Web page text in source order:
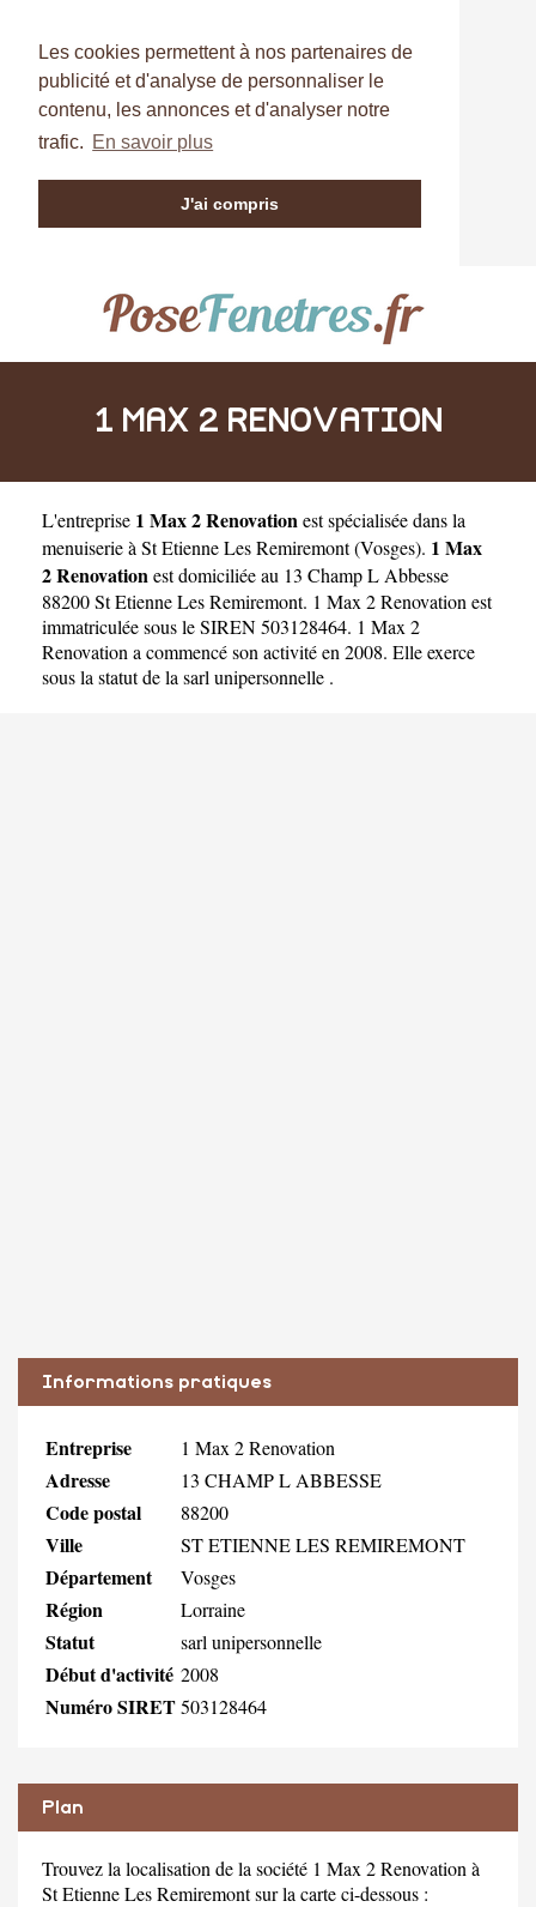
Les cookies permettent à nos partenaires de
publicité et d'analyse de personnaliser le
contenu, les annonces et d'analyser notre
trafic. En savoir plus
J'ai compris
1 MAX 2 RENOVATION
L'entreprise 1 Max 2 Renovationestspécialisée dans la
menuiserie à St Etienne Les Remiremont(Vosges). 1 Max
2 Renovationest domiciliée au 13 Champ L Abbesse
88200 St Etienne Les Remiremont. 1 Max 2 Renovation est
immatriculée sous le SIREN 503128464. 1 Max 2
Renovation a commencé son activité en 2008. Elle exerce
sous la statut de la sarl unipersonnelle .
Informations pratiques
Entreprise 1 Max 2 Renovation
Adresse 13 CHAMP L ABBESSE
Code postal 88200
Ville ST ETIENNE LES REMIREMONT
Département Vosges
Région Lorraine
Statut sarl unipersonnelle
Début d'activité 2008
Numéro SIRET503128464
Plan
Trouvez la localisation de la société 1 Max 2 Renovation à
St Etienne Les Remiremont sur la carte ci-dessous :